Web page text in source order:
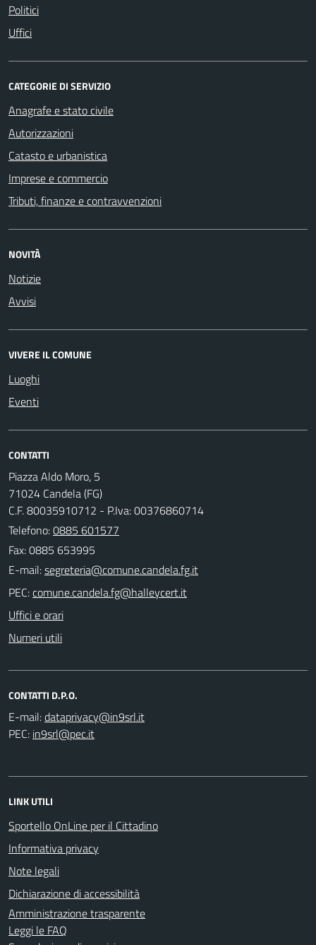
Politici
Uffici
CATEGORIE DI SERVIZIO
Anagrafe e stato civile
Autorizzazioni
Catasto e urbanistica
Imprese e commercio
Tributi, finanze e contravvenzioni
NOVITÀ
Notizie
Avvisi
VIVERE IL COMUNE
Luoghi
Eventi
CONTATTI
Piazza Aldo Moro, 5
71024 Candela (FG)
C.F. 80035910712 - P.Iva: 00376860714
Telefono:0885 601577
Fax: 0885 653995
E-mail:
PEC:
Uffici e orari
Numeri utili
CONTATTI D.P.O.
E-mail:
PEC:
LINK UTILI
Sportello OnLine per il Cittadino
Informativa privacy
Note legali
Dichiarazione di accessibilità
Amministrazione trasparente
Leggi le FAQ